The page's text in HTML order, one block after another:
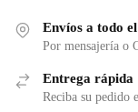
Envíos a todo
Por mensajería o
Entrega rápida
Reciba su pedido